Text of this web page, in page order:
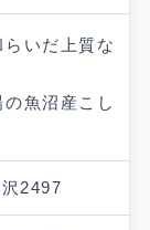
いだ上質な
魚沼産こし
2497